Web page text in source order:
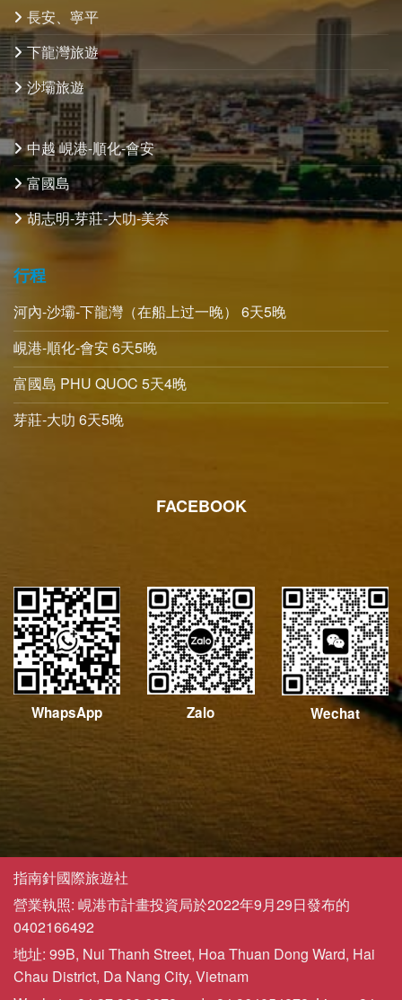
長安、寧平
下龍灣旅遊
沙壩旅遊
中越 峴港-順化-會安
富國島
胡志明-芽莊-大叻-美奈
行程
河內-沙壩-下龍灣（在船上过一晚） 6天5晚
峴港-順化-會安 6天5晚
富國島 PHU QUOC 5天4晚
芽莊-大叻 6天5晚
FACEBOOK
WhapsApp Zalo Wechat
指南針國際旅遊社
營業執照: 峴港市計畫投資局於2022年9月29日發布的
0402166492
地址: 99B, Nui Thanh Street, Hoa Thuan Dong Ward, Hai
Chau District, Da Nang City, Vietnam